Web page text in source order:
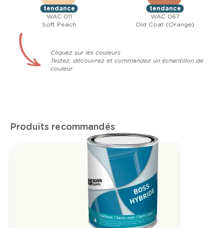
tendance
WAC 011
Soft Peach
tendance
WAC 067
Old Coat (Orange)
Cliquez sur les couleurs
Testez, découvrez et commandez un échantillon de
couleur
Produits recommandés